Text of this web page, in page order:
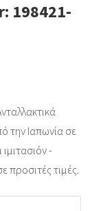
198421-
την Ιαπωνία σε
-
προσιτές τιμές.